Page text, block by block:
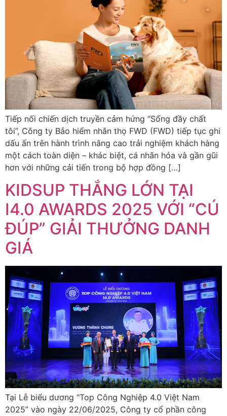
Tiếp nối chiến dịch truyền cảm hứng “Sống đầy chất
tôi”, Công ty Bảo hiểm nhân thọ FWD (FWD) tiếp tục ghi
dấu ấn trên hành trình nâng cao trải nghiệm khách hàng
một cách toàn diện – khác biệt, cá nhân hóa và gần gũi
hơn với những cải tiến trong bộ hợp đồng […]
KIDSUP THẮNG LỚN TẠI
I4.0 AWARDS 2025 VỚI “CÚ
ĐÚP” GIẢI THƯỞNG DANH
GIÁ
Tại Lễ biểu dương “Top Công Nghiệp 4.0 Việt Nam
2025” vào ngày 22/06/2025, Công ty cổ phần công